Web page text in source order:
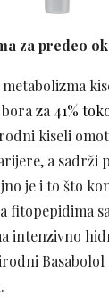
za predeo
za41%
kiseli
a sadrži
je i to što
fitopepidima
intenzivno